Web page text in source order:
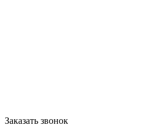
Заказать звонок